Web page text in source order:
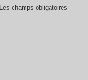
Les champs obligatoires